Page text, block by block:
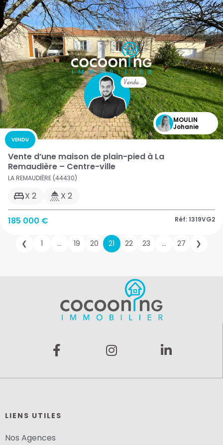
Vente d’une maison de plain-pied à La
Remaudière – Centre-ville
LA REMAUDIÈRE (44430)
X 2 X 2
185 000 € Réf: 1319VG2
VENDU
MOULIN
Johanie
❮ 1 … 19 20 21 22 23 … 27 ❯
LIENS UTILES
Nos Agences